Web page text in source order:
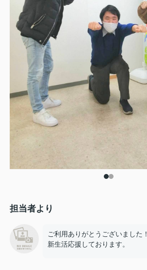
担当者より
ご利用ありがとうございました！
新生活応援しております。